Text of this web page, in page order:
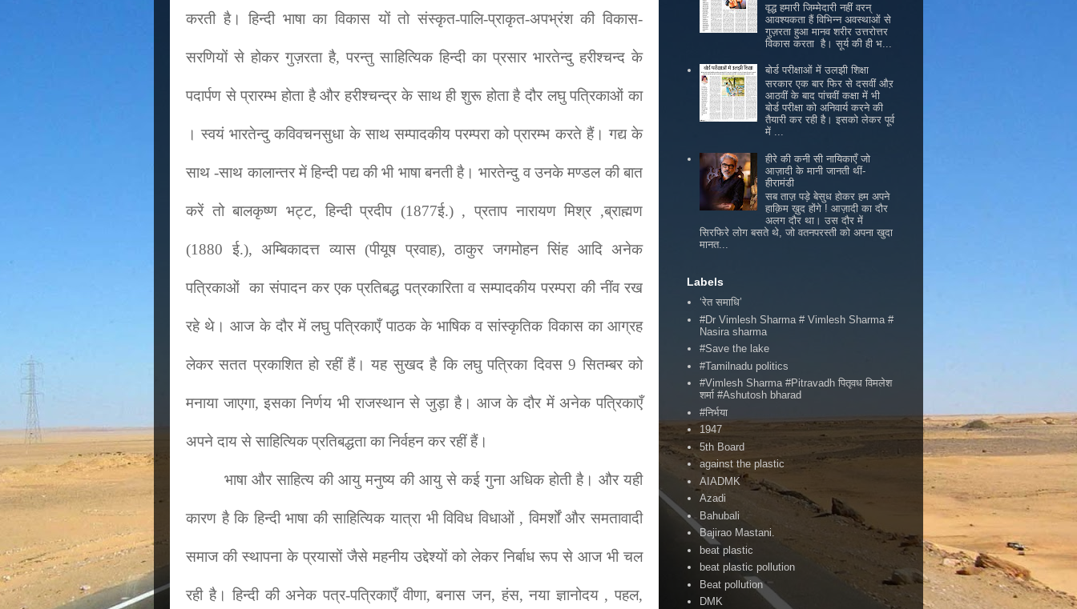
करती है।हिन्दी भाषा का विकास यों तो संस्कृत-पालि-प्राकृत-अपभ्रंश की विकास-
सरणियों से होकर गुज़रता है, परन्तु साहित्यिक हिन्दी का प्रसार भारतेन्दु हरीश्चन्द के
पदार्पण से प्रारम्भ होता है और हरीश्चन्द्र के साथ ही शुरू होता है दौर लघु पत्रिकाओं का
। स्वयं भारतेन्दु कविवचनसुधा के साथ सम्पादकीय परम्परा को प्रारम्भ करते हैं। गद्य के
साथ -साथ कालान्तर में हिन्दी पद्य की भी भाषा बनती है। भारतेन्दु व उनके मण्डल की बात
करें तो बालकृष्ण भट्ट, हिन्दी प्रदीप (1877ई.) , प्रताप नारायण मिश्र ,ब्राह्मण
(1880 ई.), अम्बिकादत्त व्यास (पीयूष प्रवाह), ठाकुर जगमोहन सिंह आदि अनेक
पत्रिकाओं का संपादन कर एक प्रतिबद्ध पत्रकारिता व सम्पादकीय परम्परा की नींव रख
रहे थे। आज के दौर में लघु पत्रिकाएँ पाठक के भाषिक व सांस्कृतिक विकास का आग्रह
लेकर सतत प्रकाशित हो रहीं हैं। यह सुखद है कि लघु पत्रिका दिवस9 सितम्बर को
मनाया जाएगा, इसका निर्णय भी राजस्थान से जुड़ा है। आज के दौर में अनेक पत्रिकाएँ
अपने दाय से साहित्यिक प्रतिबद्धता का निर्वहन कर रहीं हैं।
भाषा और साहित्य की आयु मनुष्य की आयु से कई गुना अधिक होती है। और यही
कारण है कि हिन्दी भाषा की साहित्यिक यात्रा भी विविध विधाओं , विमर्शों और समतावादी
समाज की स्थापना के प्रयासों जैसे महनीय उद्देश्यों को लेकर निर्बाध रूप से आज भी चल
रही है। हिन्दी की अनेक पत्र-पत्रिकाएँ वीणा, बनास जन, हंस, नया ज्ञानोदय , पहल,
वृद्ध हमारी जिम्मेदारी नहीं वरन्
आवश्यकता हैं विभिन्न अवस्थाओं से
गुज़रता हुआ मानव शरीर उत्तरोत्तर
विकास करता है। सूर्य की ही भ...
बोर्ड परीक्षाओं में उलझी शिक्षा
सरकार एक बार फिर से दसवीं औऱ
आठवीं के बाद पांचवीं कक्षा में भी
बोर्ड परीक्षा को अनिवार्य करने की
तैयारी कर रही है। इसको लेकर पूर्व
में ...
हीरे की कनी सी नायिकाएँ जो
आज़ादी के मानी जानती थीं-
हीरामंडी
सब ताज़ पड़े बेसुध होकर हम अपने
हाक़िम ख़ुद होंगे ! आज़ादी का दौर
अलग दौर था। उस दौर में
सिरफिरे लोग बसते थे, जो वतनपरस्ती को अपना खुदा
मानत...
Labels
‘रेत समाधि’
#Dr Vimlesh Sharma # Vimlesh Sharma #
Nasira sharma
#Save the lake
#Tamilnadu politics
#Vimlesh Sharma #Pitravadh पितृवध विमलेश
शर्मा #Ashutosh bharad
#निर्भया
1947
5th Board
against the plastic
AIADMK
Azadi
Bahubali
Bajirao Mastani.
beat plastic
beat plastic pollution
Beat pollution
DMK